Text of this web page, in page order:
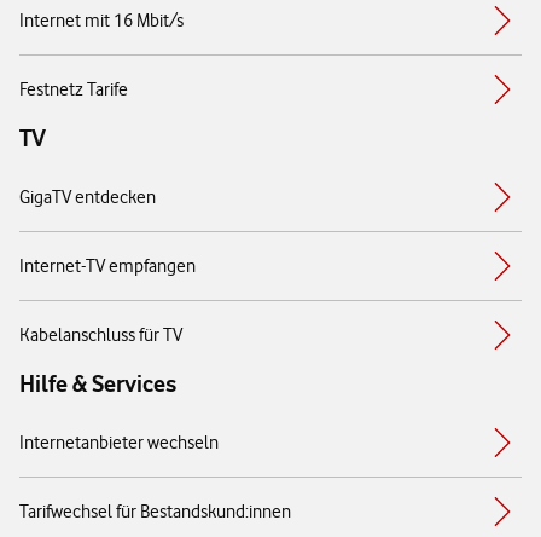
Internet mit 16 Mbit/s
Festnetz Tarife
TV
GigaTV entdecken
Internet-TV empfangen
Kabelanschluss für TV
Hilfe & Services
Internetanbieter wechseln
Tarifwechsel für Bestandskund:innen